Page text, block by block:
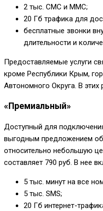
2 тыс. СМС и ММС;
20 Гб трафика для
бесплатные звонки
длительности и
Предоставляемые услуги
кроме Республики Крым,
Автономного Округа. В этих
«Премиальный»
Доступный для
выгодным предложением
относительно небольшую
составляет 790 руб. В нее
5 тыс. минут на все
5 тыс. SMS;
20 Гб интернет-